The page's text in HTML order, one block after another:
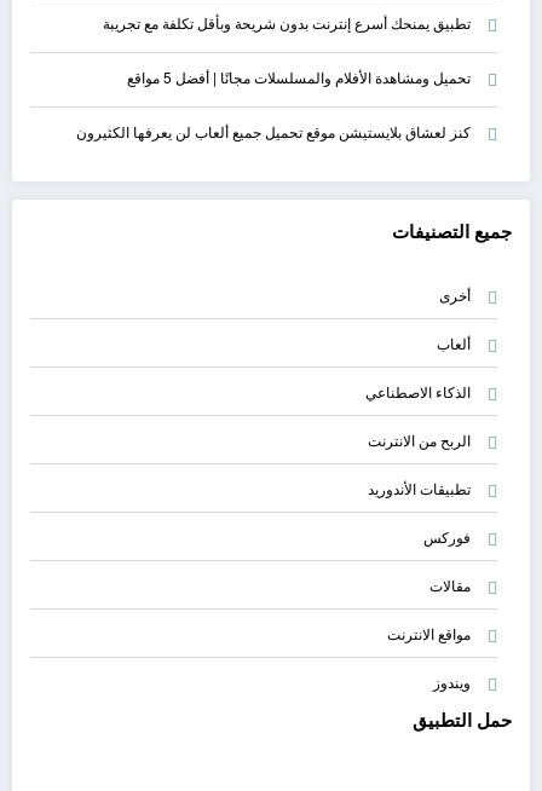
تطبيق يمنحك أسرع إنترنت بدون شريحة وبأقل تكلفة مع تجريبة
تحميل ومشاهدة الأفلام والمسلسلات مجانًا | أفضل 5 مواقع
كنز لعشاق بلايستيشن موقع تحميل جميع ألعاب لن يعرفها الكثيرون
جميع التصنيفات
أخرى
ألعاب
الذكاء الاصطناعي
الربح من الانترنت
تطبيقات الأندوريد
فوركس
مقالات
مواقع الانترنت
ويندوز
حمل التطبيق